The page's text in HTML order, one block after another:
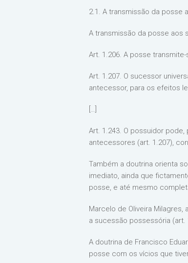
2.1. A transmissão da
A transmissão da posse aos
Art. 1.206. A posse
Art. 1.207. O sucessor
antecessor, para os efeitos
[…]
Art. 1.243. O possuidor
antecessores (art. 1.207),
Também a doutrina orienta
imediato, ainda que
posse, e até mesmo
Marcelo de Oliveira
a sucessão possessória (art.
A doutrina de Francisco
posse com os vícios que